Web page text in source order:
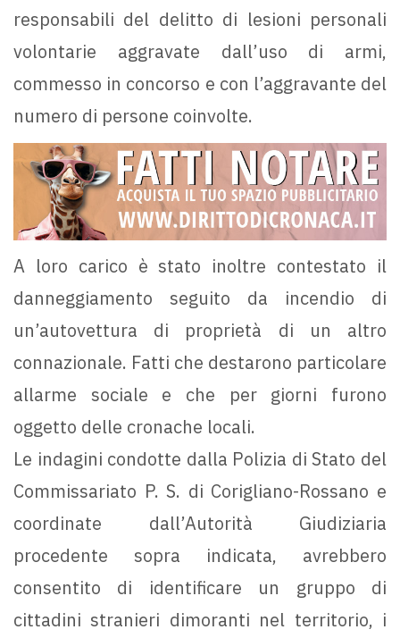
responsabili del delitto di lesioni personali
volontarie aggravate dall’uso di armi,
commesso in concorso e con l’aggravante del
numero di persone coinvolte.
A loro carico è stato inoltre contestato il
danneggiamento seguito da incendio di
un’autovettura di proprietà di un altro
connazionale. Fatti che destarono particolare
allarme sociale e che per giorni furono
oggetto delle cronache locali.
Le indagini condotte dalla Polizia di Stato del
Commissariato P. S. di Corigliano-Rossano e
coordinate dall’Autorità Giudiziaria
procedente sopra indicata, avrebbero
consentito di identificare un gruppo di
cittadini stranieri dimoranti nel territorio, i